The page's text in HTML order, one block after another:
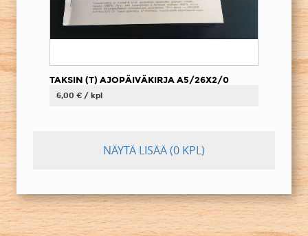
TAKSIN (T) AJOPÄIVÄKIRJA A5/26X2/0
6,00 € / kpl
NÄYTÄ LISÄÄ(0 KPL)